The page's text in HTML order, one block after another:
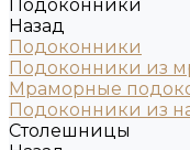
Подоконники
Назад
Подоконники
Подоконники из
Мраморные
Подоконники из
Столешницы